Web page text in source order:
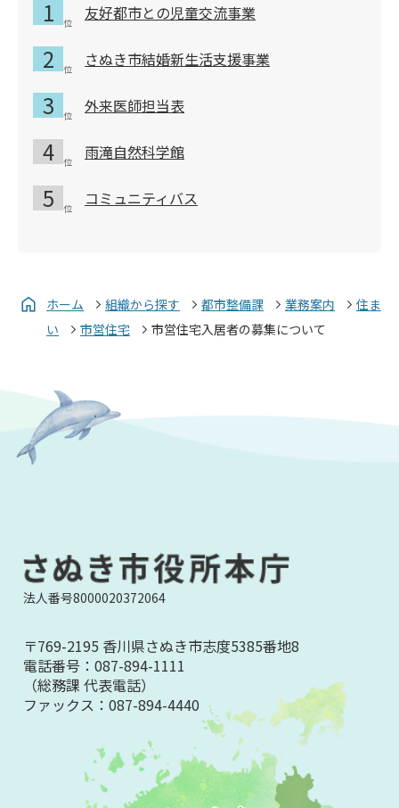
友好都市との児童交流事業
さぬき市結婚新生活支援事業
外来医師担当表
雨滝自然科学館
コミュニティバス
ホーム 組織から探す 都市整備課 業務案内
住ま
い
市営住宅 市営住宅入居者の募集について
法人番号8000020372064
〒769-2195 香川県さぬき市志度5385番地8
電話番号：087-894-1111
（総務課 代表電話）
ファックス：087-894-4440